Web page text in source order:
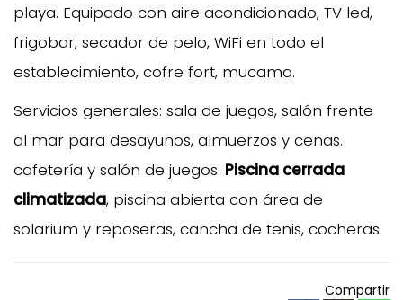
playa. Equipado con aire acondicionado, TV led,
frigobar, secador de pelo, WiFi en todo el
establecimiento, cofre fort, mucama.
Servicios generales: sala de juegos, salón frente
al mar para desayunos, almuerzos y cenas.
cafetería y salón de juegos. Piscina cerrada
climatizada, piscina abierta con área de
solarium y reposeras, cancha de tenis, cocheras.
Compartir